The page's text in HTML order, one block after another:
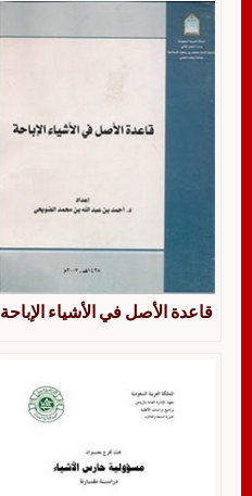
قاعدة الأصل في الأشياء الإباحة